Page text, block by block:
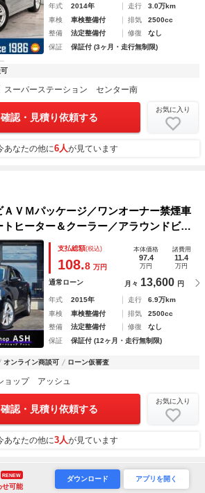
年式 2014年 走行
3.0万km
車検
車検整備付 排気
2500cc
整備
法定整備付 修復
なし
保証
保証付 (3ヶ月・走行無制限)
スーパーステーション センター南
認・見積り依頼する
お気に入り
あなたの他に6人が見ています
ＶＭパッケージ／ワンオーナー禁煙車
トヒーター＆クーラー／アラウンドビュ
Ｖ／Ｂｌｕｅｔｏｏｔｈ／ＥＴＣ／衝
後クリアランスソナー
支払総額(税込)
108.8 万円
本体価格
97.4
万円
諸費用
11.4
万円
通常ローン 月々 13,600 円
年式 2015年 走行
6.9万km
車検
車検整備付 排気
2500cc
整備
法定整備付 修復
なし
保証
保証付 (12ヶ月・走行無制限)
オンライン商談可 ローン仮審査
ョップ アッシュ
認・見積り依頼する
お気に入り
あなたの他に3人が見ています
RENEW
せ可能
ダウンロード アプリを開く